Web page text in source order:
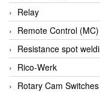
BlackBox Vietnam
BLAGDON PUMP
Bloom Engineering
Boneng
Bopp & Reuther
Relay
Remote Control (MC)
Resistance spot
Rico-Werk
Rotary Cam Switches